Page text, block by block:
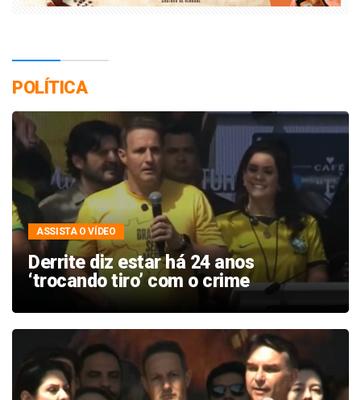
POLÍTICA
ASSISTA O VÍDEO
Derrite diz estar há 24 anos
‘trocando tiro’ com o crime